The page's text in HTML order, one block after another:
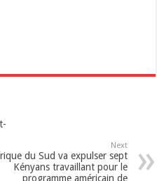
Next
du Sud va expulser sept
Kényans travaillant pour le
programme américain de